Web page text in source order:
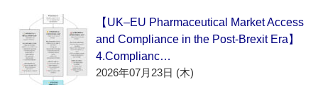
【UK–EU Pharmaceutical Market Access
and Compliance in the Post-Brexit Era】
4.Complianc…
2026年07月23日 (木)